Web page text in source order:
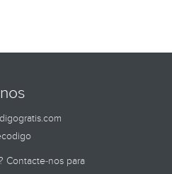
Contacte-nos para